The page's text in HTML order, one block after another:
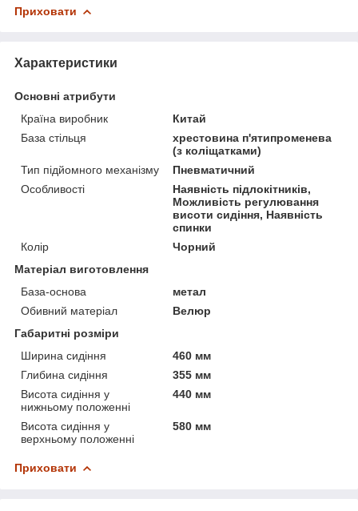
Приховати
Характеристики
Основні атрибути
Країна виробник
Китай
База стільця
хрестовина п'ятипроменева
(з коліщатками)
Тип підйомного механізму
Пневматичний
Особливості
Наявність підлокітників,
Можливість регулювання
висоти сидіння, Наявність
спинки
Колір
Чорний
Матеріал виготовлення
База-основа
метал
Обивний матеріал
Велюр
Габаритні розміри
Ширина сидіння
460 мм
Глибина сидіння
355 мм
Висота сидіння у
нижньому положенні
440 мм
Висота сидіння у
верхньому положенні
580 мм
Приховати